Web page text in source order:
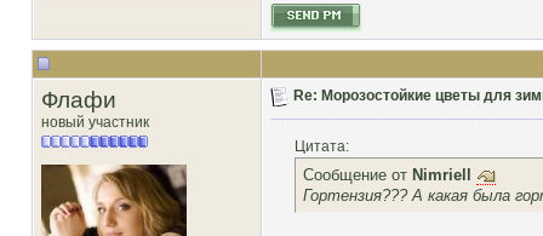
Флафи
новый участник
Re: Морозостойкие цветы для
Цитата:
Сообщение от Nimriell
Гортензия??? А какая была